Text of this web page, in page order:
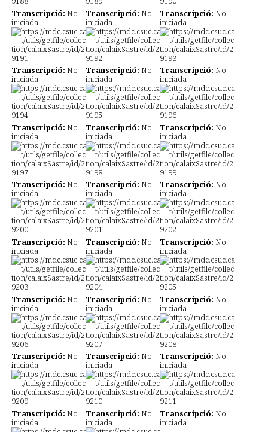
Transcripció: No
iniciada
Transcripció: No
iniciada
Transcripció: No
iniciada
Transcripció: No
iniciada
Transcripció: No
iniciada
Transcripció: No
iniciada
Transcripció: No
iniciada
Transcripció: No
iniciada
Transcripció: No
iniciada
Transcripció: No
iniciada
Transcripció: No
iniciada
Transcripció: No
iniciada
Transcripció: No
iniciada
Transcripció: No
iniciada
Transcripció: No
iniciada
Transcripció: No
iniciada
Transcripció: No
iniciada
Transcripció: No
iniciada
Transcripció: No
iniciada
Transcripció: No
iniciada
Transcripció: No
iniciada
Transcripció: No
iniciada
Transcripció: No
iniciada
Transcripció: No
iniciada